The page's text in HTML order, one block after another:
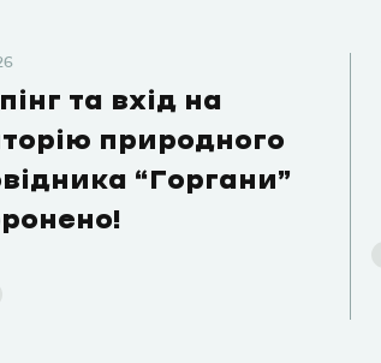
та вхід на
природного
“Горгани”